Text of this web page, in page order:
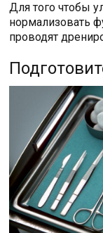
Для того чтобы
нормализовать
проводят